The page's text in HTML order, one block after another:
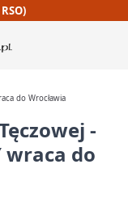
do Wrocławia
-
wraca do